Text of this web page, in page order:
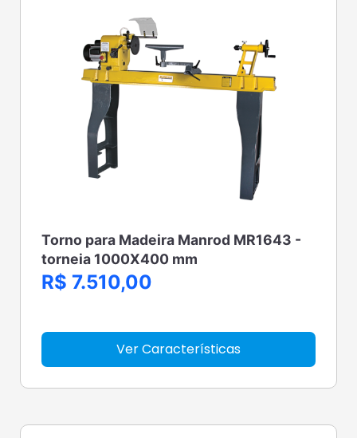
Torno para Madeira Manrod MR1643 -
torneia 1000X400 mm
R$ 7.510,00
Ver Características